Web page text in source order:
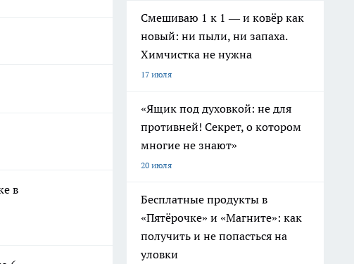
в
Смешиваю 1 к 1 — и ковёр как
новый: ни пыли, ни запаха.
Химчистка не нужна
17 июля
«Ящик под духовкой: не для
противней! Секрет, о котором
многие не знают»
20 июля
Бесплатные продукты в
«Пятёрочке» и «Магните»: как
получить и не попасться на
уловки